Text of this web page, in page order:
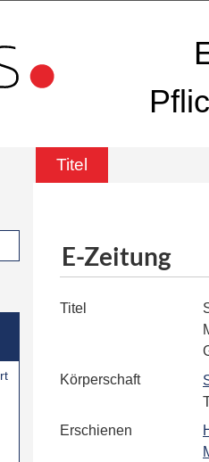
Titel
E-Zeitung
Titel
Körperschaft
Erschienen